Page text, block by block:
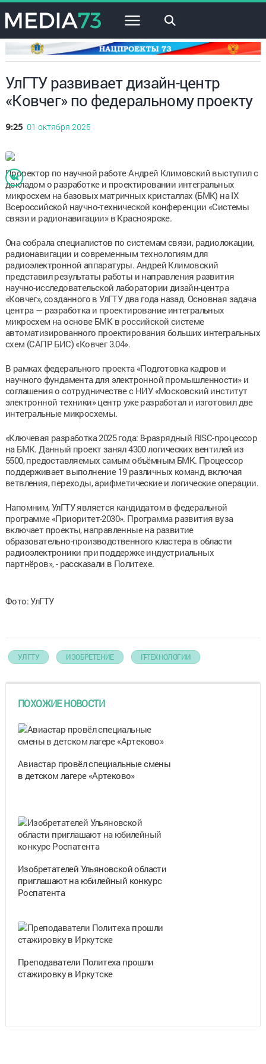
×
УлГТУ развивает дизайн-центр
«Ковчег» по федеральному проекту
9:25 01 октября 2025
Проректор по научной работе Андрей Климовский выступил с
докладом о разработке и проектировании интегральных
микросхем на базовых матричных кристаллах (БМК) на IX
Всероссийской научно-технической конференции «Системы
связи и радионавигации» в Красноярске.
Она собрала специалистов по системам связи, радиолокации,
радионавигации и современным технологиям для
радиоэлектронной аппаратуры. Андрей Климовский
представил результаты работы и направления развития
научно-исследовательской лаборатории дизайн-центра
«Ковчег», созданного в УлГТУ два года назад. Основная задача
центра — разработка и проектирование интегральных
микросхем на основе БМК в российской системе
автоматизированного проектирования больших интегральных
схем (САПР БИС) «Ковчег 3.04».
В рамках федерального проекта «Подготовка кадров и
научного фундамента для электронной промышленности» и
соглашения о сотрудничестве с НИУ «Московский институт
электронной техники» центр уже разработал и изготовил две
интегральные микросхемы.
«Ключевая разработка 2025 года: 8-разрядный RISC-процессор
на БМК. Данный проект занял 4300 логических вентилей из
5500, предоставляемых самым объёмным БМК. Процессор
поддерживает выполнение 19 различных команд, включая
ветвления, переходы, арифметические и логические операции.
Напомним, УлГТУ является кандидатом в федеральной
программе «Приоритет-2030». Программа развития вуза
включает проекты, направленные на развитие
образовательно-производственного кластера в области
радиоэлектроники при поддержке индустриальных
партнёров», - рассказали в Политехе.
Фото: УлГТУ
УЛГТУ ИЗОБРЕТЕНИЕ IT-ТЕХНОЛОГИИ
ПОХОЖИЕ НОВОСТИ
Авиастар провёл специальные смены
в детском лагере «Артеково»
Изобретателей Ульяновской области
приглашают на юбилейный конкурс
Роспатента
Преподаватели Политеха прошли
стажировку в Иркутске